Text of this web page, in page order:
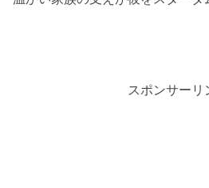
スポンサーリ